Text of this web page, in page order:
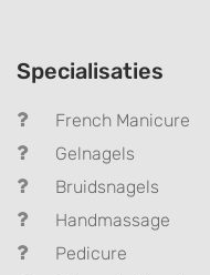
Specialisaties
French Manicure
Gelnagels
Bruidsnagels
Handmassage
Pedicure